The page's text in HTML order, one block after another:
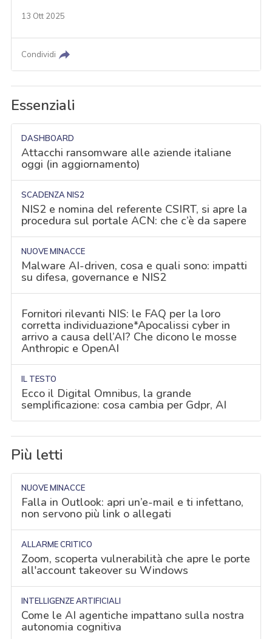
13 Ott 2025
Condividi
Essenziali
DASHBOARD
Attacchi ransomware alle aziende italiane
oggi (in aggiornamento)
SCADENZA NIS2
NIS2 e nomina del referente CSIRT, si apre la
procedura sul portale ACN: che c’è da sapere
NUOVE MINACCE
Malware AI-driven, cosa e quali sono: impatti
su difesa, governance e NIS2
Fornitori rilevanti NIS: le FAQ per la loro
corretta individuazione*Apocalissi cyber in
arrivo a causa dell’AI? Che dicono le mosse
Anthropic e OpenAI
IL TESTO
Ecco il Digital Omnibus, la grande
semplificazione: cosa cambia per Gdpr, AI
Più letti
NUOVE MINACCE
Falla in Outlook: apri un’e-mail e ti infettano,
non servono più link o allegati
ALLARME CRITICO
Zoom, scoperta vulnerabilità che apre le porte
all'account takeover su Windows
INTELLIGENZE ARTIFICIALI
Come le AI agentiche impattano sulla nostra
autonomia cognitiva